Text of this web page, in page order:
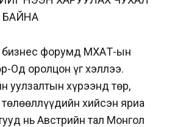
БАЙНА
форумд МҮХАҮТ-ын
Од оролцон үг хэллээ.
уулзалтын хүрээнд төр,
хийсэн яриа
нь Австрийн тал Монгол